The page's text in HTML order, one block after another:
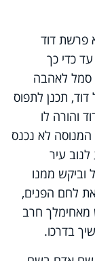
פרשת דוד
עד כדי כך
סמל לאהבה
תכנן לתפוס
והורה לו
המנוסה לא נכנס
עיר
וביקש ממנו
לחם הפנים,
מאחימלך חרב
בדרכו.